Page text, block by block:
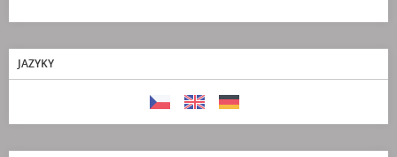
JAZYKY